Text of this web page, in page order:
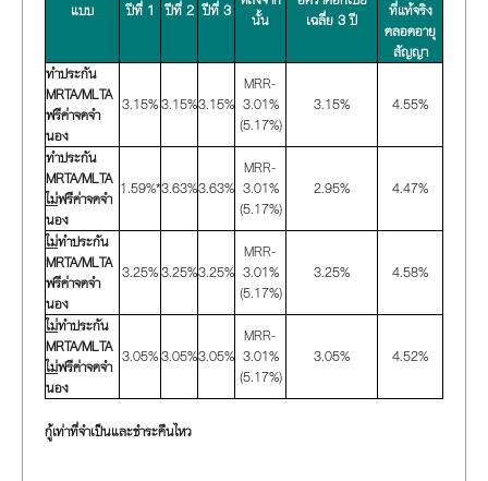
แบบ ปีที่ 1 ปีที่ 2 ปีที่ 3
นั้น
เฉลี่ย 3 ปี
ที่แท้จริง
ตลอดอายุ
สัญญา
ทำประกัน
MRTA/MLTA
ฟรีค่าจดจำ
นอง
3.15%3.15%3.15%
MRR-
3.01%
(5.17%)
3.15% 4.55%
ทำประกัน
MRTA/MLTA
ไม่ฟรีค่าจดจำ
นอง
1.59%*3.63%3.63%
MRR-
3.01%
(5.17%)
2.95% 4.47%
ไม่ทำประกัน
MRTA/MLTA
ฟรีค่าจดจำ
นอง
3.25%3.25%3.25%
MRR-
3.01%
(5.17%)
3.25% 4.58%
ไม่ทำประกัน
MRTA/MLTA
ไม่ฟรีค่าจดจำ
นอง
3.05%3.05%3.05%
MRR-
3.01%
(5.17%)
3.05% 4.52%
กู้เท่าที่จำเป็นและชำระคืนไหว